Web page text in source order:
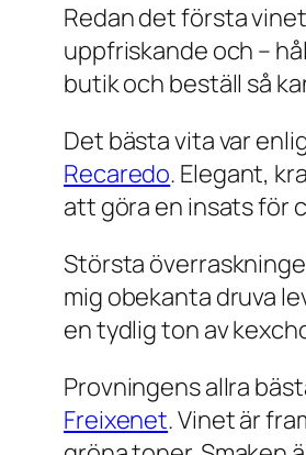
Redan det första
uppfriskande och –
butik och beställ så
Det bästa vita var
Recaredo. Elegant,
att göra en insats för
Största
mig obekanta druva
en tydlig ton av
Provningens allra
Freixenet. Vinet är